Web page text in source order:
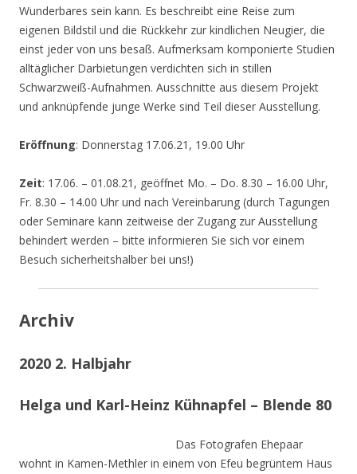
Wunderbares sein kann. Es beschreibt eine Reise zum
eigenen Bildstil und die Rückkehr zur kindlichen Neugier, die
einst jeder von uns besaß. Aufmerksam komponierte Studien
alltäglicher Darbietungen verdichten sich in stillen
Schwarzweiß-Aufnahmen. Ausschnitte aus diesem Projekt
und anknüpfende junge Werke sind Teil dieser Ausstellung.
Eröffnung: Donnerstag 17.06.21, 19.00 Uhr
Zeit: 17.06. – 01.08.21, geöffnet Mo. – Do. 8.30 – 16.00 Uhr,
Fr. 8.30 – 14.00 Uhr und nach Vereinbarung (durch Tagungen
oder Seminare kann zeitweise der Zugang zur Ausstellung
behindert werden – bitte informieren Sie sich vor einem
Besuch sicherheitshalber bei uns!)
Archiv
2020 2. Halbjahr
Helga und Karl-Heinz Kühnapfel – Blende 80
Das Fotografen Ehepaar
wohnt in Kamen-Methler in einem von Efeu begrüntem Haus